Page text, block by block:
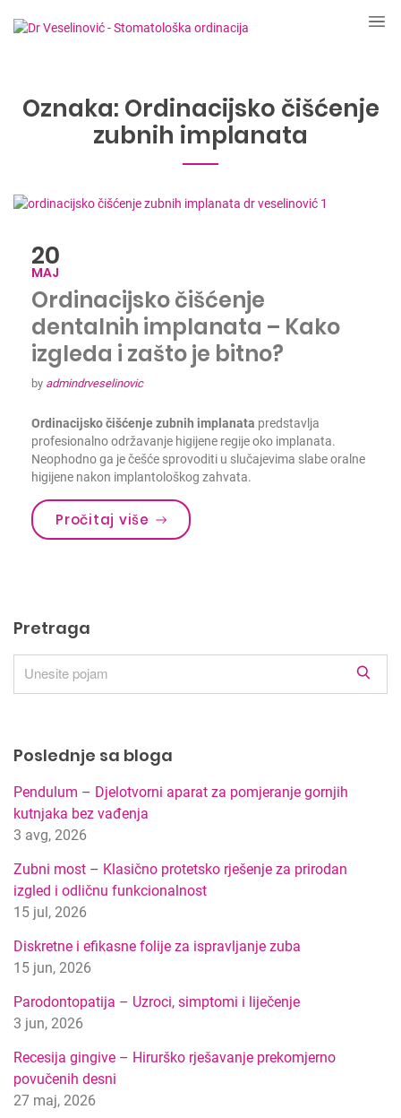
Oznaka: Ordinacijsko čišćenje
zubnih implanata
20
MAJ
Ordinacijsko čišćenje
dentalnih implanata – Kako
izgleda i zašto je bitno?
by admindrveselinovic
Ordinacijsko čišćenje zubnih implanata predstavlja
profesionalno održavanje higijene regije oko implanata.
Neophodno ga je češće sprovoditi u slučajevima slabe oralne
higijene nakon implantološkog zahvata.
Pročitaj više
Pretraga
e
Poslednje sa bloga
Pendulum – Djelotvorni aparat za pomjeranje gornjih
kutnjaka bez vađenja
3 avg, 2026
Zubni most – Klasično protetsko rješenje za prirodan
izgled i odličnu funkcionalnost
15 jul, 2026
Diskretne i efikasne folije za ispravljanje zuba
15 jun, 2026
Parodontopatija – Uzroci, simptomi i liječenje
3 jun, 2026
Recesija gingive – Hirurško rješavanje prekomjerno
povučenih desni
27 maj, 2026